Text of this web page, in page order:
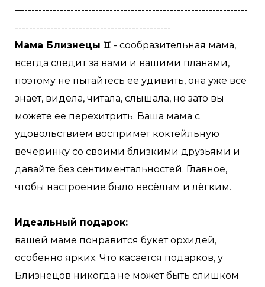
—---------------------------------------------------------------
--------------------------------------------
Мама Близнецы ♊️ - сообразительная мама,
всегда следит за вами и вашими планами,
поэтому не пытайтесь ее удивить, она уже все
знает, видела, читала, слышала, но зато вы
можете ее перехитрить. Ваша мама с
удовольствием воспримет коктейльную
вечеринку со своими близкими друзьями и
давайте без сентиментальностей. Главное,
чтобы настроение было весёлым и лёгким.
Идеальный подарок:
вашей маме понравится букет орхидей,
особенно ярких. Что касается подарков, у
Близнецов никогда не может быть слишком